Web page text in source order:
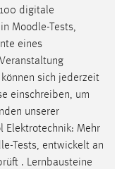
digitale
Moodle-Tests,
eines
sich jederzeit
einschreiben, um
unserer
Elektrotechnik: Mehr
-Tests, entwickelt an
. Lernbausteine